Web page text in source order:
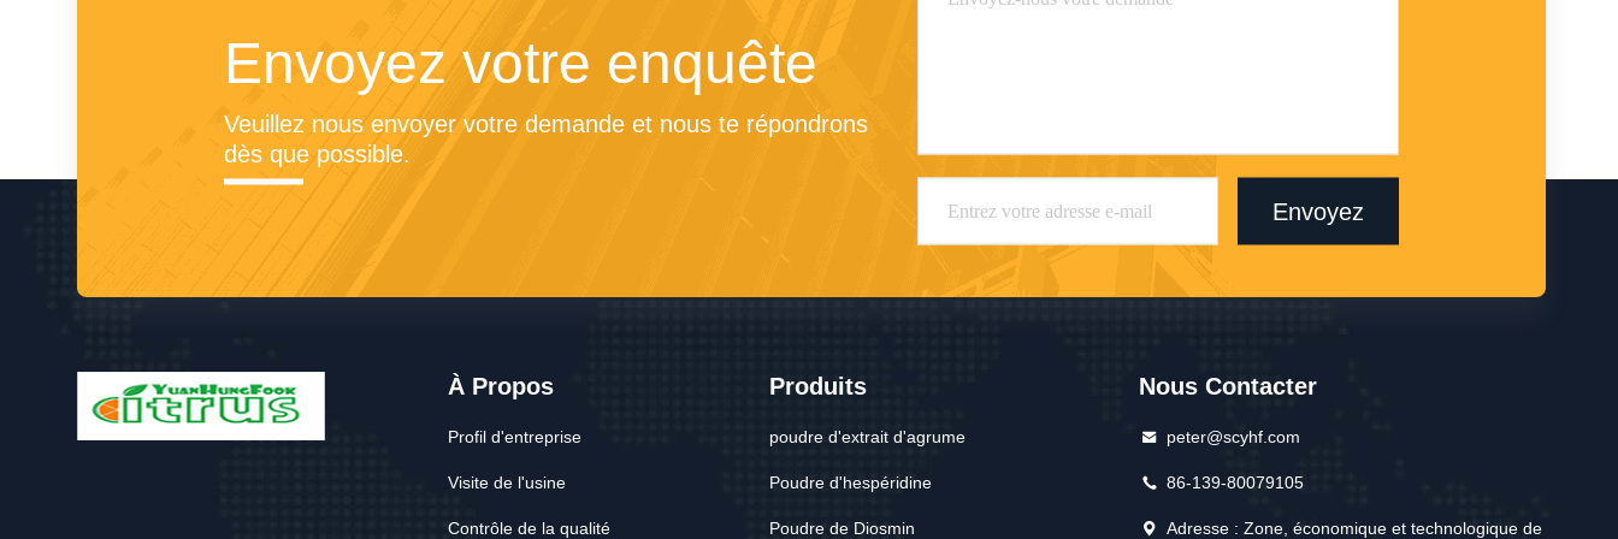
Envoyez votre enquête
Veuillez nous envoyer votre demande et nous te répondrons
dès que possible.
Envoyez
À Propos
Profil d'entreprise
Visite de l'usine
Contrôle de la qualité
Produits
poudre d'extrait d'agrume
Poudre d'hespéridine
Poudre de Diosmin
Nous Contacter
peter@scyhf.com
86-139-80079105
Adresse : Zone, économique et technologique de